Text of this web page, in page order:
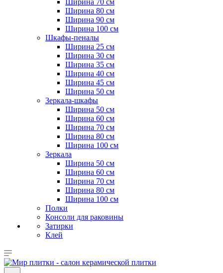
Ширина 70 см
Ширина 80 см
Ширина 90 см
Ширина 100 см
Шкафы-пеналы
Ширина 25 см
Ширина 30 см
Ширина 35 см
Ширина 40 см
Ширина 45 см
Ширина 50 см
Зеркала-шкафы
Ширина 50 см
Ширина 60 см
Ширина 70 см
Ширина 80 см
Ширина 100 см
Зеркала
Ширина 50 см
Ширина 60 см
Ширина 70 см
Ширина 80 см
Ширина 100 см
Полки
Консоли для раковины
Затирки
Клей